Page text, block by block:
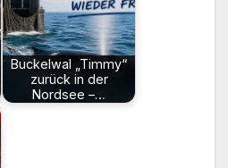
Buckelwal „Timmy“
zurück in der
Nordsee –…